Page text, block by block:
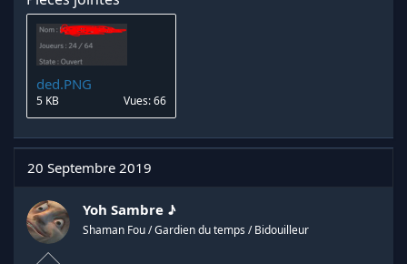
c
u
s
o
n
ded.PNG
5 KB Vues: 66
20 Septembre 2019
Yoh Sambre ♪
Shaman Fou / Gardien du temps / Bidouilleur